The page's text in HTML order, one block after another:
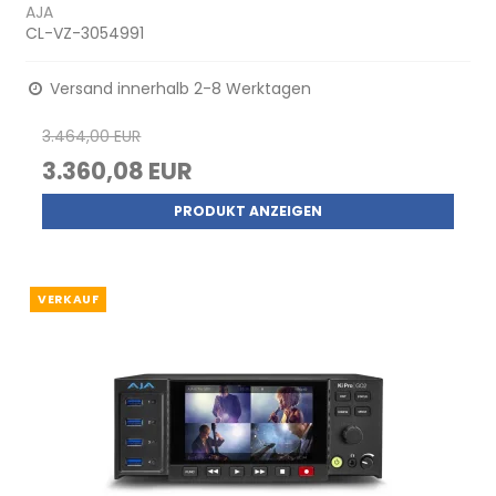
AJA
CL-VZ-3054991
Versand innerhalb 2-8 Werktagen
3.464,00 EUR
3.360,08 EUR
PRODUKT ANZEIGEN
VERKAUF